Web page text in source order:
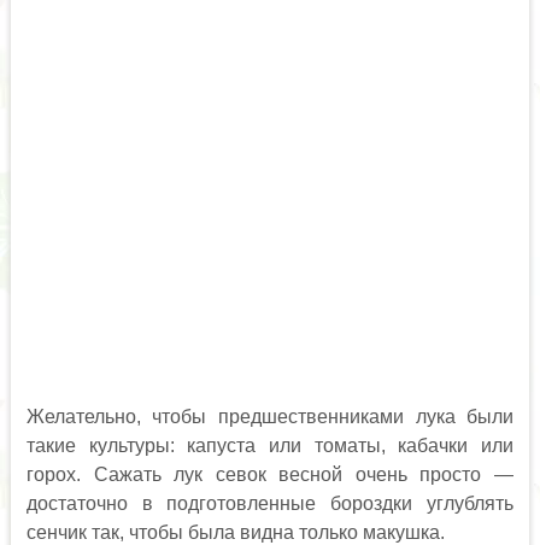
Желательно, чтобы предшественниками лука были
такие культуры: капуста или томаты, кабачки или
горох. Сажать лук севок весной очень просто —
достаточно в подготовленные бороздки углублять
сенчик так, чтобы была видна только макушка.